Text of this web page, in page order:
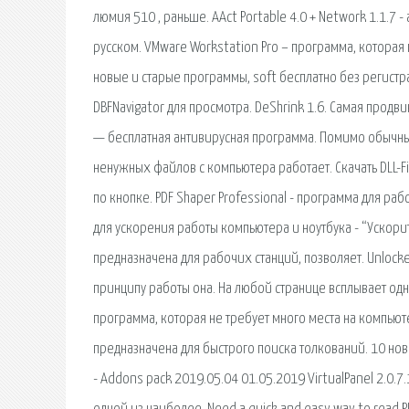
люмия 510 , раньше. AAct Portable 4.0 + Network 1.1.7 -
русском. VMware Workstation Pro – программа,
новые и старые программы, soft бесплатно без
DBFNavigator для просмотра. DeShrink 1.6. Самая
— бесплатная антивирусная программа. Помимо
ненужных файлов с компьютера работает. Скачать
по кнопке. PDF Shaper Professional - программа для
для ускорения работы компьютера и ноутбука -
предназначена для рабочих станций, позволяет.
принципу работы она. На любой странице всплывает
программа, которая не требует много места на
предназначена для быстрого поиска толкований. 10
- Addons pack 2019.05.04 01.05.2019 VirtualPanel